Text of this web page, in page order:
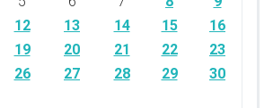
12 13 14 15
16
19 20 21 22
23
26 27 28 29
30